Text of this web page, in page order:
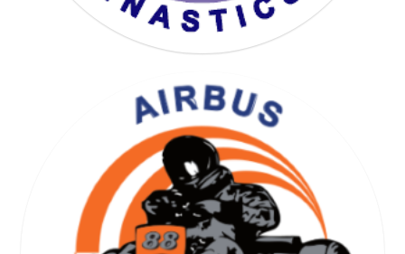
YOGA GYMNASTICS SOCIETY